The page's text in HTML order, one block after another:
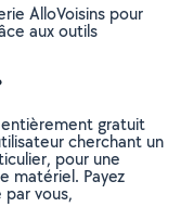
AlloVoisins pour
aux outils
gratuit
cherchant un
pour une
matériel. Payez
vous,